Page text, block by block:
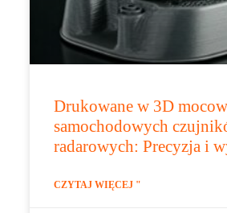
Drukowane w 3D
samochodowych
radarowych: Precyzja i
CZYTAJ WIĘCEJ "